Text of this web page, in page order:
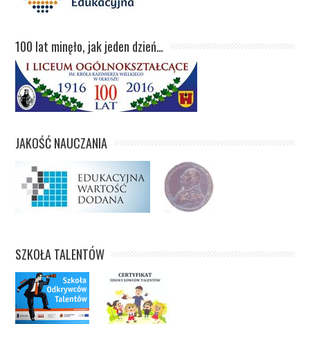
100 lat minęło, jak jeden dzień…
JAKOŚĆ NAUCZANIA
SZKOŁA TALENTÓW